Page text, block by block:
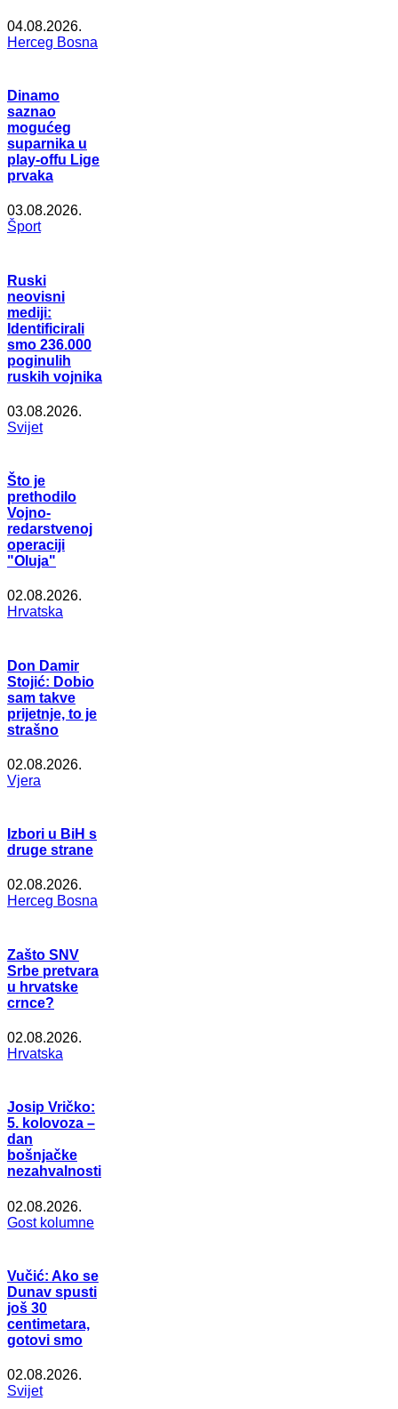
04.08.2026.
Herceg Bosna
Dinamo
saznao
mogućeg
suparnika u
play-offu Lige
prvaka
03.08.2026.
Šport
Ruski
neovisni
mediji:
Identificirali
smo 236.000
poginulih
ruskih vojnika
03.08.2026.
Svijet
Što je
prethodilo
Vojno-
redarstvenoj
operaciji
"Oluja"
02.08.2026.
Hrvatska
Don Damir
Stojić: Dobio
sam takve
prijetnje, to je
strašno
02.08.2026.
Vjera
Izbori u BiH s
druge strane
02.08.2026.
Herceg Bosna
Zašto SNV
Srbe pretvara
u hrvatske
crnce?
02.08.2026.
Hrvatska
Josip Vričko:
5. kolovoza –
dan
bošnjačke
nezahvalnosti
02.08.2026.
Gost kolumne
Vučić: Ako se
Dunav spusti
još 30
centimetara,
gotovi smo
02.08.2026.
Svijet